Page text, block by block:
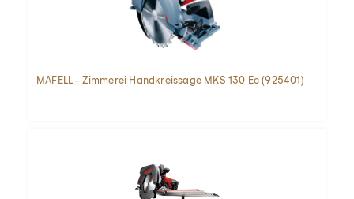
MAFELL - Zimmerei Handkreissäge MKS 130 Ec (925401)